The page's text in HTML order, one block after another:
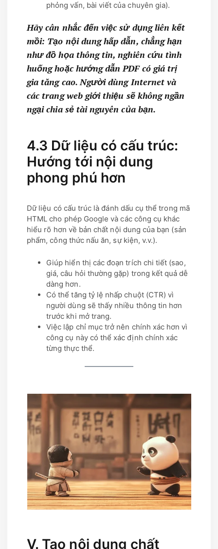
phỏng vấn, bài viết của chuyên gia).
Hãy cân nhắc đến việc sử dụng liên kết
mồi: Tạo nội dung hấp dẫn, chẳng hạn
như đồ họa thông tin, nghiên cứu tình
huống hoặc hướng dẫn PDF có giá trị
gia tăng cao. Người dùng Internet và
các trang web giới thiệu sẽ không ngần
ngại chia sẻ tài nguyên của bạn.
4.3 Dữ liệu có cấu trúc:
Hướng tới nội dung
phong phú hơn
Dữ liệu có cấu trúc là đánh dấu cụ thể trong mã
HTML cho phép Google và các công cụ khác
hiểu rõ hơn về bản chất nội dung của bạn (sản
phẩm, công thức nấu ăn, sự kiện, v.v.).
Giúp hiển thị các đoạn trích chi tiết (sao,
giá, câu hỏi thường gặp) trong kết quả dễ
dàng hơn.
Có thể tăng tỷ lệ nhấp chuột (CTR) vì
người dùng sẽ thấy nhiều thông tin hơn
trước khi mở trang.
Việc lập chỉ mục trở nên chính xác hơn vì
công cụ này có thể xác định chính xác
từng thực thể.
V. Tạo nội dung chất